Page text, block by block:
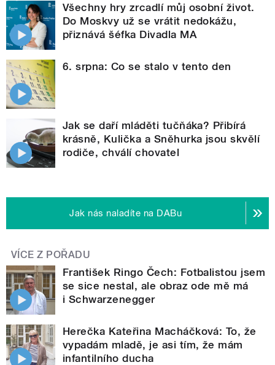
Všechny hry zrcadlí můj osobní život.
Do Moskvy už se vrátit nedokážu,
přiznává šéfka Divadla MA
6. srpna: Co se stalo v tento den
Jak se daří mláděti tučňáka? Přibírá
krásně, Kulička a Sněhurka jsou skvělí
rodiče, chválí chovatel
Jak nás naladíte na DABu
VÍCE Z POŘADU
František Ringo Čech: Fotbalistou jsem
se sice nestal, ale obraz ode mě má
i Schwarzenegger
Herečka Kateřina Macháčková: To, že
vypadám mladě, je asi tím, že mám
infantilního ducha